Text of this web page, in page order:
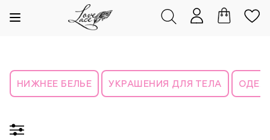
НИЖНЕЕ БЕЛЬЕ УКРАШЕНИЯ ДЛЯ ТЕЛА